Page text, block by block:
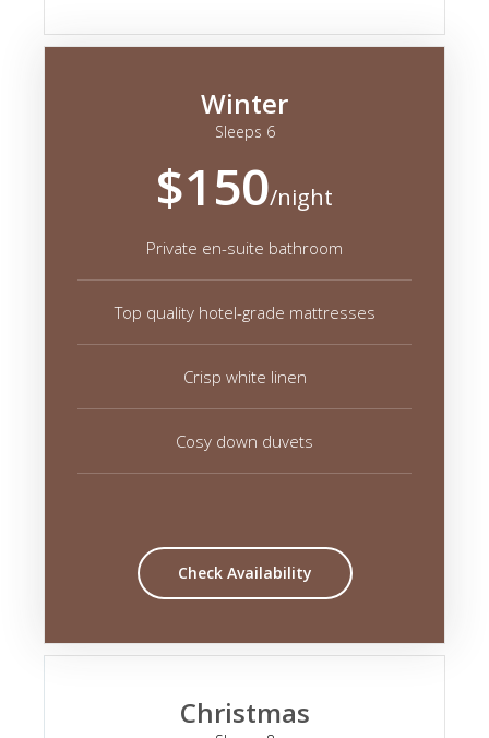
Winter
Sleeps 6
$150/night
Private en-suite bathroom
Top quality hotel-grade mattresses
Crisp white linen
Cosy down duvets
Check Availability
Christmas